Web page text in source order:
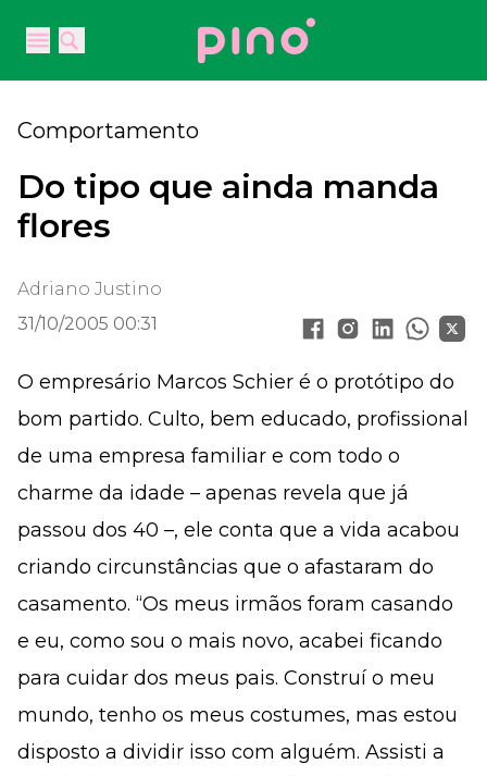
Open main menu
Open main menu
Your Company
Comportamento
Do tipo que ainda manda
flores
Adriano Justino
31/10/2005 00:31
O empresário Marcos Schier é o protótipo do
bom partido. Culto, bem educado, profissional
de uma empresa familiar e com todo o
charme da idade – apenas revela que já
passou dos 40 –, ele conta que a vida acabou
criando circunstâncias que o afastaram do
casamento. “Os meus irmãos foram casando
e eu, como sou o mais novo, acabei ficando
para cuidar dos meus pais. Construí o meu
mundo, tenho os meus costumes, mas estou
disposto a dividir isso com alguém. Assisti a